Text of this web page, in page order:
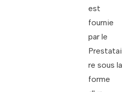
est
fournie
par le
Prestatai
re sous la
forme